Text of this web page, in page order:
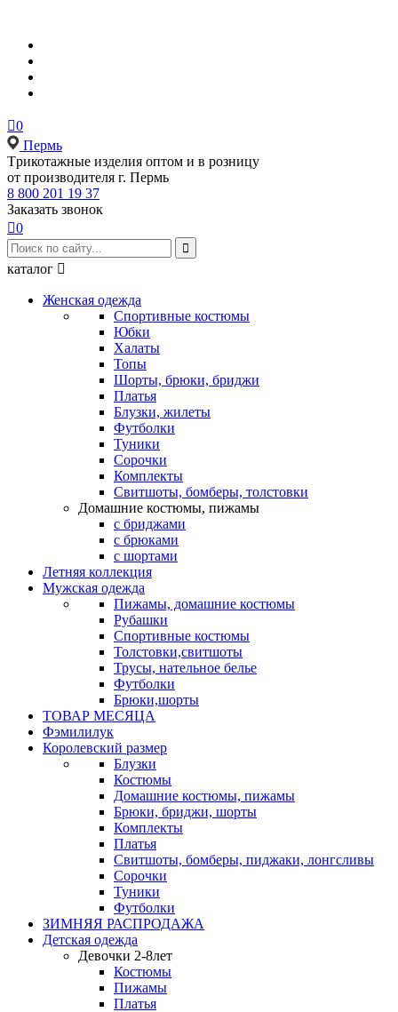
0
Пермь
Tрикотажные изделия оптом и в розницу
от производителя г. Пермь
8 800 201 19 37
Заказать звонок
0

каталог 
Женская одежда
Спортивные костюмы
Юбки
Халаты
Топы
Шорты, брюки, бриджи
Платья
Блузки, жилеты
Футболки
Туники
Сорочки
Комплекты
Свитшоты, бомберы, толстовки
Домашние костюмы, пижамы
с бриджами
с брюками
с шортами
Летняя коллекция
Мужская одежда
Пижамы, домашние костюмы
Рубашки
Спортивные костюмы
Толстовки,свитшоты
Трусы, нательное белье
Футболки
Брюки,шорты
ТОВАР МЕСЯЦА
Фэмилилук
Королевский размер
Блузки
Костюмы
Домашние костюмы, пижамы
Брюки, бриджи, шорты
Комплекты
Платья
Свитшоты, бомберы, пиджаки, лонгсливы
Сорочки
Туники
Футболки
ЗИМНЯЯ РАСПРОДАЖА
Детская одежда
Девочки 2-8лет
Костюмы
Пижамы
Платья